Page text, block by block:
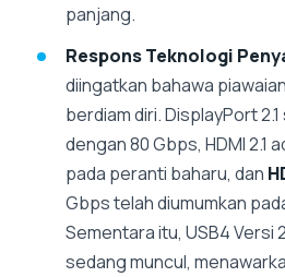
panjang.
Respons Teknologi
diingatkan bahawa
berdiam diri. DisplayPort
dengan 80 Gbps, HDMI 2.1
pada peranti baharu, dan
Gbps telah diumumkan
Sementara itu, USB4 Versi
sedang muncul,